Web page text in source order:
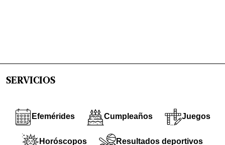
SERVICIOS
Efemérides Cumpleaños Juegos
Horóscopos Resultados deportivos